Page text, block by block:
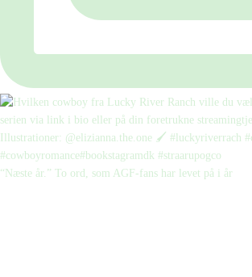
“Næste år.” To ord, som AGF-fans har levet på i år